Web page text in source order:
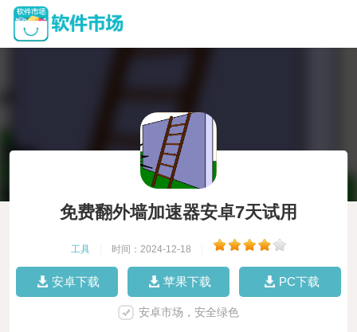
免费翻外墙加速器安卓7天试用
工具 时间：2024-12-18
安卓下载 苹果下载 PC下载
安卓市场，安全绿色